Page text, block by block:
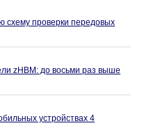
схему проверки передовых
zHBM: до восьми раз выше
устройствах 4